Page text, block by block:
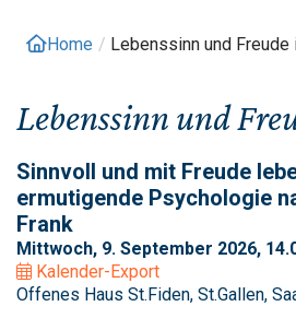
Home / Lebenssinn und Freude
Lebenssinn und
Sinnvoll und mit Freude
ermutigende Psychologie
Frank
Mittwoch, 9. September 2026,
Kalender-Export
Offenes Haus St.Fiden, St.Gallen,